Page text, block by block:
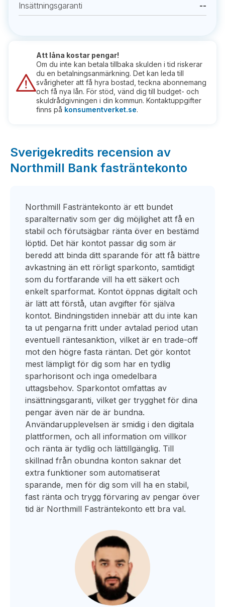
Insättningsgaranti
--
Att låna kostar pengar!
Om du inte kan betala tillbaka skulden i tid riskerar
du en betalningsanmärkning. Det kan leda till
svårigheter att få hyra bostad, teckna abonnemang
och få nya lån. För stöd, vänd dig till budget- och
skuldrådgivningen i din kommun. Kontaktuppgifter
finns på konsumentverket.se.
Sverigekredits recension av
Northmill Bank fasträntekonto
Northmill Fasträntekonto är ett bundet
sparalternativ som ger dig möjlighet att få en
stabil och förutsägbar ränta över en bestämd
löptid. Det här kontot passar dig som är
beredd att binda ditt sparande för att få bättre
avkastning än ett rörligt sparkonto, samtidigt
som du fortfarande vill ha ett säkert och
enkelt sparformat. Kontot öppnas digitalt och
är lätt att förstå, utan avgifter för själva
kontot. Bindningstiden innebär att du inte kan
ta ut pengarna fritt under avtalad period utan
eventuell räntesanktion, vilket är en trade-off
mot den högre fasta räntan. Det gör kontot
mest lämpligt för dig som har en tydlig
sparhorisont och inga omedelbara
uttagsbehov. Sparkontot omfattas av
insättningsgaranti, vilket ger trygghet för dina
pengar även när de är bundna.
Användarupplevelsen är smidig i den digitala
plattformen, och all information om villkor
och ränta är tydlig och lättillgänglig. Till
skillnad från obundna konton saknar det
extra funktioner som automatiserat
sparande, men för dig som vill ha en stabil,
fast ränta och trygg förvaring av pengar över
tid är Northmill Fasträntekonto ett bra val.